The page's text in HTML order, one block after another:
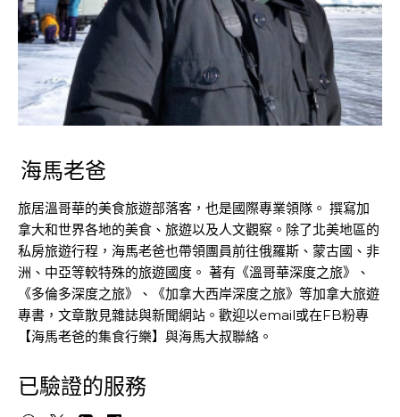
海馬老爸
旅居溫哥華的美食旅遊部落客，也是國際專業領隊。 撰寫加
拿大和世界各地的美食、旅遊以及人文觀察。除了北美地區的
私房旅遊行程，海馬老爸也帶領團員前往俄羅斯、蒙古國、非
洲、中亞等較特殊的旅遊國度。 著有《溫哥華深度之旅》、
《多倫多深度之旅》、《加拿大西岸深度之旅》等加拿大旅遊
專書，文章散見雜誌與新聞網站。歡迎以email或在FB粉專
【海馬老爸的集食行樂】與海馬大叔聯絡。
已驗證的服務